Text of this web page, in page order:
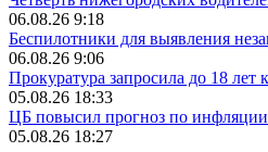
06.08.26 9:18
Беспилотники для выявления
06.08.26 9:06
Прокуратура запросила до 18
05.08.26 18:33
ЦБ повысил прогноз по инфляции
05.08.26 18:27